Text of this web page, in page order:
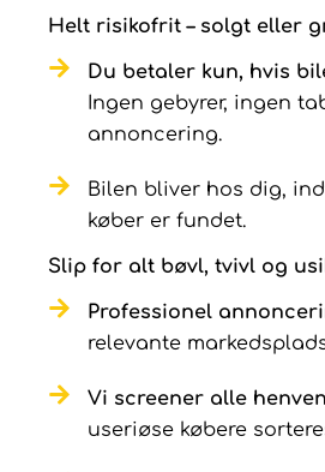
Helt risikofrit – solgt eller
Du betaler kun, hvis
Ingen gebyrer, ingen
annoncering.
Bilen bliver hos dig,
køber er fundet.
Slip for alt bøvl, tvivl og
Professionel
relevante
Vi screener alle
useriøse købere